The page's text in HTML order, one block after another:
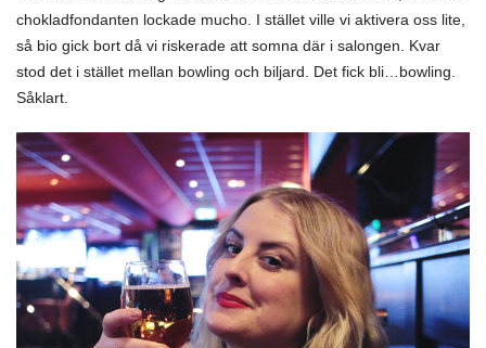
chokladfondanten lockade mucho. I stället ville vi aktivera oss lite,
så bio gick bort då vi riskerade att somna där i salongen. Kvar
stod det i stället mellan bowling och biljard. Det fick bli…bowling.
Såklart.